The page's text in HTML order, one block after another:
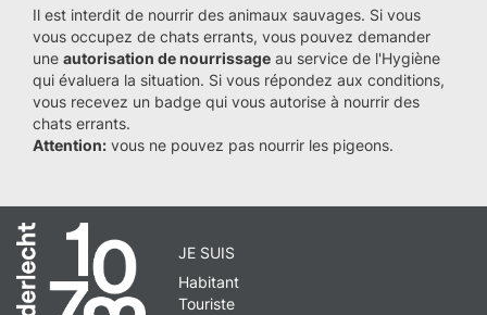
Il est interdit de nourrir des animaux sauvages. Si vous
vous occupez de chats errants, vous pouvez demander
une autorisation de nourrissage au service de l'Hygiène
qui évaluera la situation. Si vous répondez aux conditions,
vous recevez un badge qui vous autorise à nourrir des
chats errants.
Attention: vous ne pouvez pas nourrir les pigeons.
JE SUIS
Habitant
Touriste